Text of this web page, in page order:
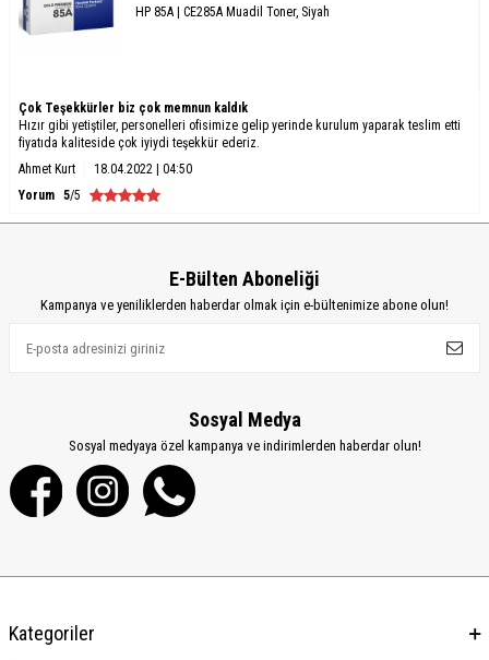
HP 85A | CE285A Muadil Toner, Siyah
Çok Teşekkürler biz çok memnun kaldık
Hızır gibi yetiştiler, personelleri ofisimize gelip yerinde kurulum yaparak teslim etti
fiyatıda kaliteside çok iyiydi teşekkür ederiz.
Ahmet Kurt
18.04.2022 | 04:50
Yorum 5/5
E-Bülten Aboneliği
Kampanya ve yeniliklerden haberdar olmak için e-bültenimize abone olun!
Sosyal Medya
Sosyal medyaya özel kampanya ve indirimlerden haberdar olun!
Kategoriler